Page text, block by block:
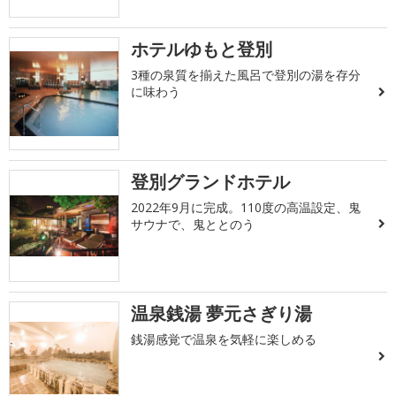
ホテルゆもと登別
3種の泉質を揃えた風呂で登別の湯を存分
に味わう
登別グランドホテル
2022年9月に完成。110度の高温設定、鬼
サウナで、鬼ととのう
温泉銭湯 夢元さぎり湯
銭湯感覚で温泉を気軽に楽しめる